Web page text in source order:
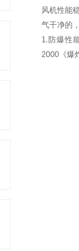
风机性能
气干净的
1.防爆性
2000《爆